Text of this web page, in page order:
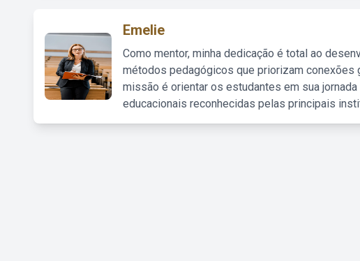
Emelie
Como mentor, minha dedicação é total ao
métodos pedagógicos que priorizam conexões
missão é orientar os estudantes em sua
educacionais reconhecidas pelas principais